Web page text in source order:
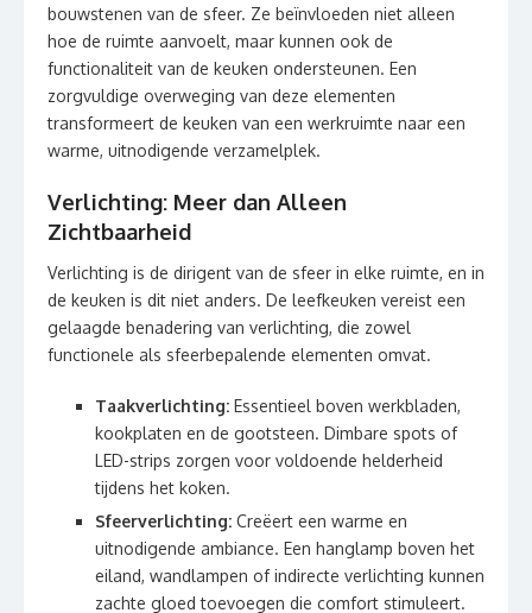
bouwstenen van de sfeer. Ze beïnvloeden niet alleen
hoe de ruimte aanvoelt, maar kunnen ook de
functionaliteit van de keuken ondersteunen. Een
zorgvuldige overweging van deze elementen
transformeert de keuken van een werkruimte naar een
warme, uitnodigende verzamelplek.
Verlichting: Meer dan Alleen
Zichtbaarheid
Verlichting is de dirigent van de sfeer in elke ruimte, en in
de keuken is dit niet anders. De leefkeuken vereist een
gelaagde benadering van verlichting, die zowel
functionele als sfeerbepalende elementen omvat.
Taakverlichting: Essentieel boven werkbladen,
kookplaten en de gootsteen. Dimbare spots of
LED-strips zorgen voor voldoende helderheid
tijdens het koken.
Sfeerverlichting: Creëert een warme en
uitnodigende ambiance. Een hanglamp boven het
eiland, wandlampen of indirecte verlichting kunnen
zachte gloed toevoegen die comfort stimuleert.